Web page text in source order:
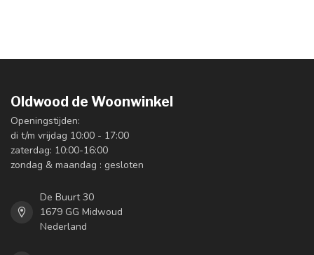
Oldwood de Woonwinkel
Openingstijden:
di t/m vrijdag 10:00 - 17:00
zaterdag: 10:00-16:00
zondag & maandag : gesloten
De Buurt 30
1679 GG Midwoud
Nederland